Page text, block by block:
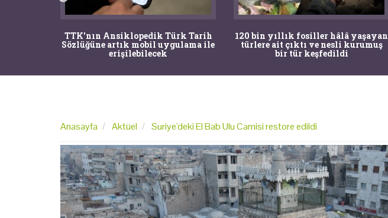
TTK'nın Ansiklopedik Türk Tarih
Sözlüğüne artık mobil uygulama ile
erişilebilecek
120 bin yıllık fosiller hâlâ yaşayan
türlere ait çıktı ve nesli kurumuş
bir tür keşfedildi
Anasayfa Aktüel Suriye'deki El Bab Ulu Camisi restore edildi